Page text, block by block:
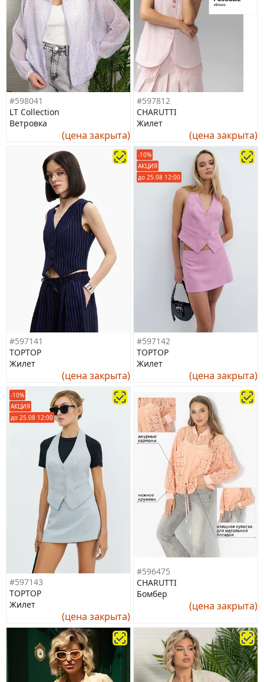
#598041
LT Collection
Ветровка
(цена закрыта)
#597812
CHARUTTI
Жилет
(цена закрыта)
#597141
TOPTOP
Жилет
(цена закрыта)
-10%
АКЦИЯ
до 25.08 12:00
#597142
TOPTOP
Жилет
(цена закрыта)
-10%
АКЦИЯ
до 25.08 12:00
#597143
TOPTOP
Жилет
(цена закрыта)
#596475
CHARUTTI
Бомбер
(цена закрыта)